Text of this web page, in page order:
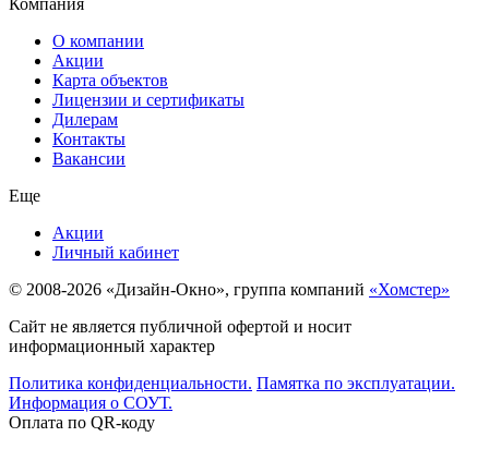
Компания
О компании
Акции
Карта объектов
Лицензии и сертификаты
Дилерам
Контакты
Вакансии
Еще
Акции
Личный кабинет
© 2008-2026 «Дизайн-Окно», группа компаний «Хомстер»
Сайт не является публичной офертой и носит
информационный характер
Политика конфиденциальности. Памятка по эксплуатации.
Информация о СОУТ.
Оплата по QR-коду